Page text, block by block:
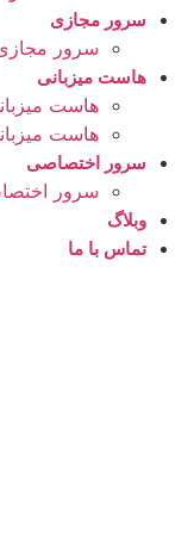
سرور مجازی
سرور
هاست میزبانی
هاست
هاست
سرور اختصاصی
سرور
وبلاگ
تماس با ما